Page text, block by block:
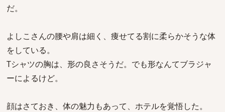
だ。
よしこさんの腰や肩は細く、痩せてる割に柔らかそうな体
をしている。
Tシャツの胸は、形の良さそうだ。でも形なんてブラジャ
ーによるけど。
顔はさておき、体の魅力もあって、ホテルを覚悟した。